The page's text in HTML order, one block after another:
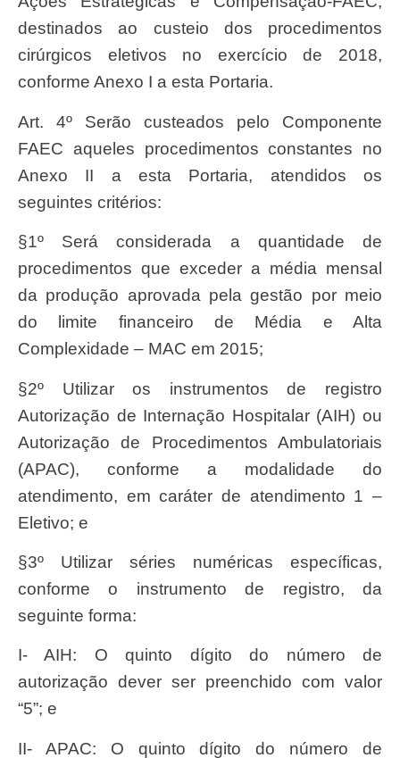
destinados ao custeio dos procedimentos
cirúrgicos eletivos no exercício de 2018,
conforme Anexo I a esta Portaria.
Art. 4º Serão custeados pelo Componente
FAEC aqueles procedimentos constantes no
Anexo II a esta Portaria, atendidos os
seguintes critérios:
§1º Será considerada a quantidade de
procedimentos que exceder a média mensal
da produção aprovada pela gestão por meio
do limite financeiro de Média e Alta
Complexidade – MAC em 2015;
§2º Utilizar os instrumentos de registro
Autorização de Internação Hospitalar (AIH) ou
Autorização de Procedimentos Ambulatoriais
(APAC), conforme a modalidade do
atendimento, em caráter de atendimento 1 –
Eletivo; e
§3º Utilizar séries numéricas específicas,
conforme o instrumento de registro, da
seguinte forma:
I- AIH: O quinto dígito do número de
autorização dever ser preenchido com valor
“5”; e
II- APAC: O quinto dígito do número de